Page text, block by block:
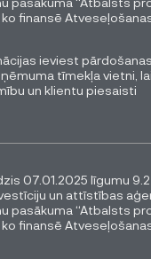
finansē
ieviest pārdošanas
tīmekļa vietni, lai
un klientu piesaisti
07.01.2025 līgumu
un attīstības
pasākuma “Atbalsts
finansē